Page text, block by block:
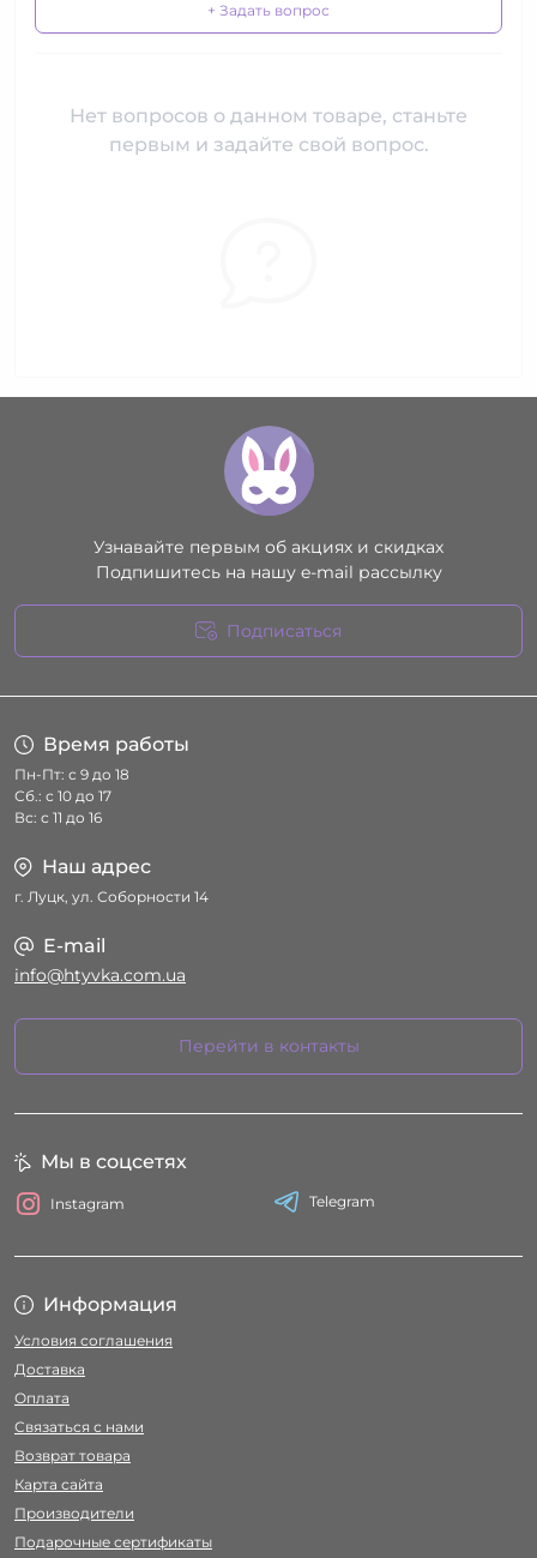
+ Задать вопрос
Нет вопросов о данном товаре, станьте
первым и задайте свой вопрос.
Узнавайте первым об акциях и скидках
Подпишитесь на нашу e-mail рассылку
Подписаться
Время работы
Пн-Пт: с 9 до 18
Сб.: с 10 до 17
Вс: с 11 до 16
Наш адрес
г. Луцк, ул. Соборности 14
E-mail
info@htyvka.com.ua
Перейти в контакты
Информация
Условия соглашения
Доставка
Оплата
Связаться с нами
Возврат товара
Карта сайта
Производители
Подарочные сертификаты
Мы в соцсетях
Instagram Telegram